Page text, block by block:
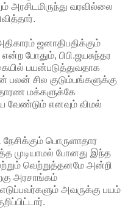
அரசிடமிருந்து வரவில்லை
ஜனாதிபதிக்கும்
போதும், பிபி.ஜயசுந்தர
பயன்படுத்துவதாக
பலன் சில குடும்பங்களுக்கு
மக்களுக்கே
வேண்டும் எனவும் விமல்
நேசிக்கும் பொருளாதார
முடியாமல் போனது இந்த
வெற்றுத்தனமே அன்றி
அரசாங்கம்
அவருக்கு பயம்